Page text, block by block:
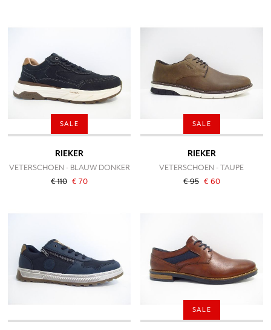
SALE
RIEKER
VETERSCHOEN - BLAUW DONKER
€ 110 € 70
SALE
RIEKER
VETERSCHOEN - TAUPE
€ 95 € 60
SALE